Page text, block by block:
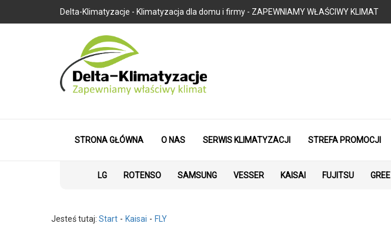
Delta-Klimatyzacje - Klimatyzacja dla domu i firmy - ZAPEWNIAMY WŁAŚCIWY KLIMAT
STRONA GŁÓWNA O NAS SERWIS KLIMATYZACJI STREFA PROMOCJI
LG ROTENSO SAMSUNG VESSER KAISAI FUJITSU GREE
Jesteś tutaj: Start Kaisai FLY